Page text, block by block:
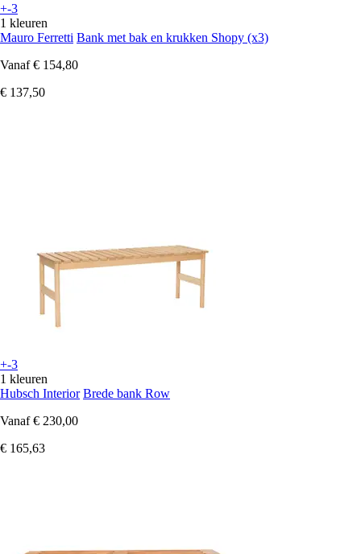
+-3
1 kleuren
Mauro Ferretti Bank met bak en krukken Shopy (x3)
Vanaf € 154,80
€ 137,50
+-3
1 kleuren
Hubsch Interior Brede bank Row
Vanaf € 230,00
€ 165,63